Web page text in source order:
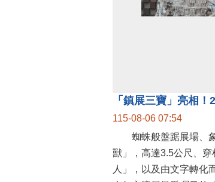
115-08-06 07:54
蜘蛛般盤踞展場、象
獸」，高達3.5公尺、
人」，以及由文字轉化